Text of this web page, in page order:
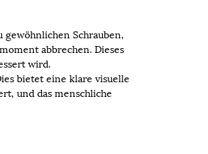
gewöhnlichen Schrauben,
abbrechen. Dieses
wird.
bietet eine klare visuelle
und das menschliche